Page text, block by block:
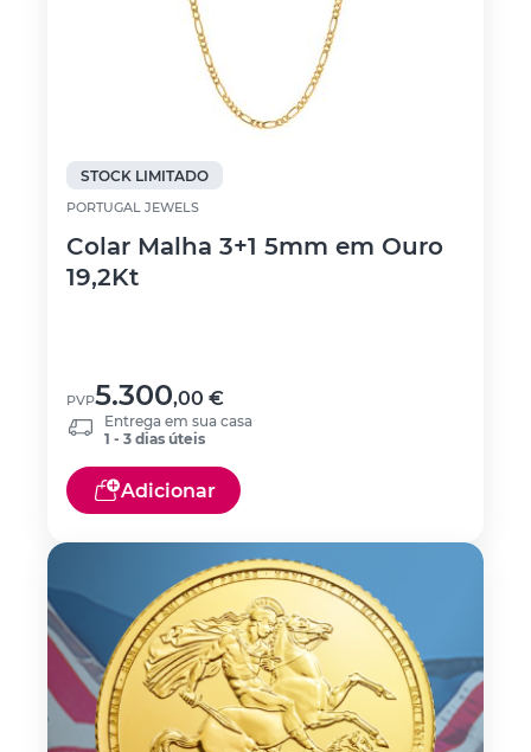
STOCK LIMITADO
PORTUGAL JEWELS
Colar Malha 3+1 5mm em Ouro
19,2Kt
PVP5.300,00 €
Entrega em sua casa
1 - 3 dias úteis
Adicionar